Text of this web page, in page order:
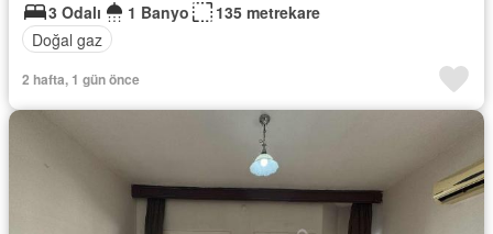
3 Odalı
1 Banyo
135 metrekare
Doğal gaz
2 hafta, 1 gün önce